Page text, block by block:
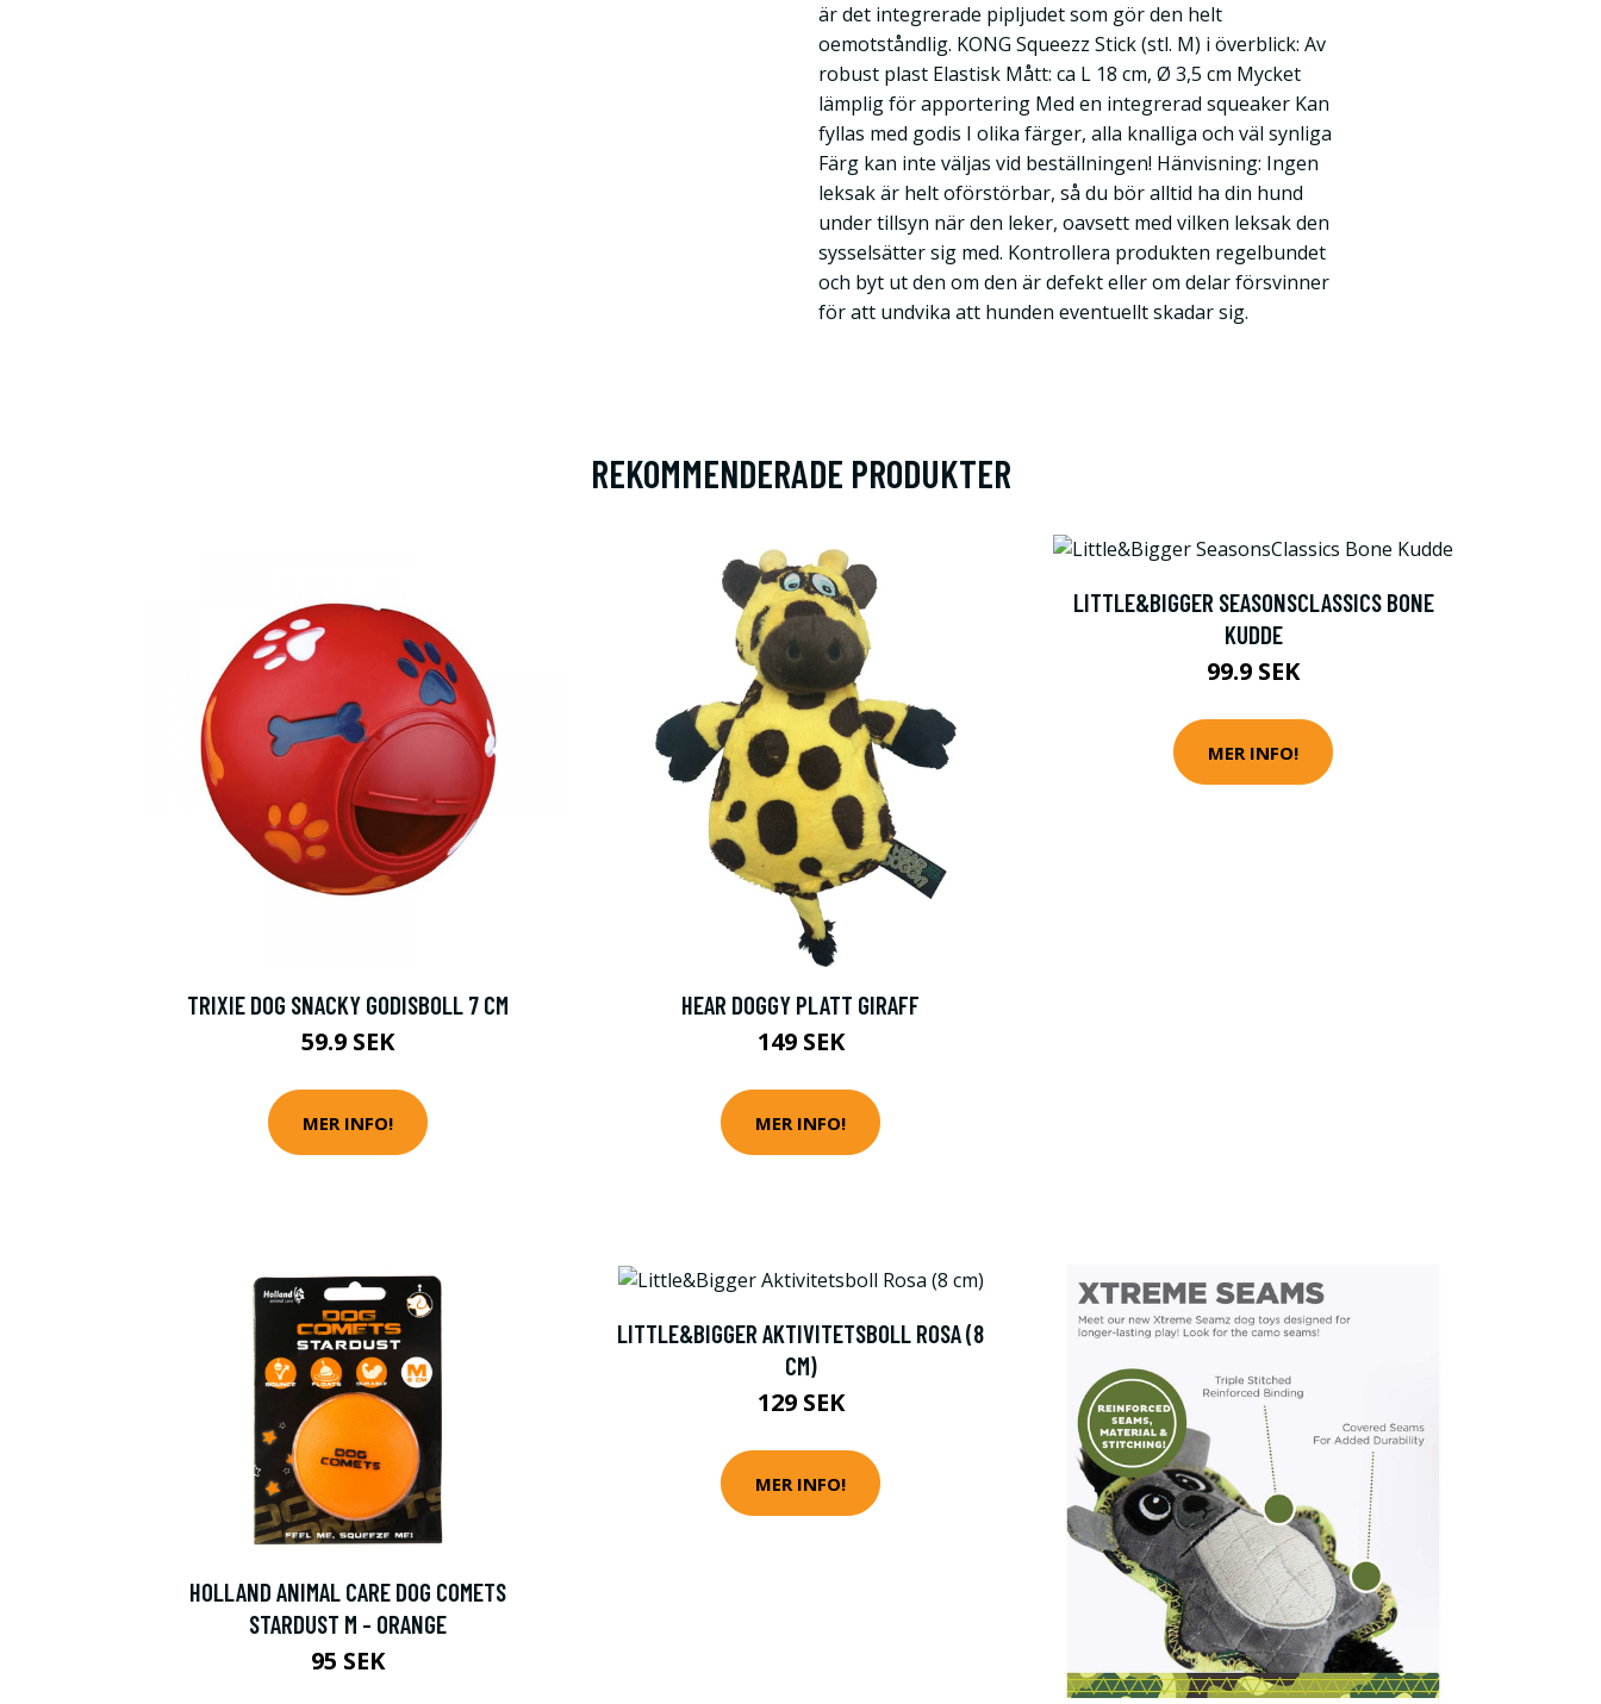
är det integrerade pipljudet som gör den helt
oemotståndlig. KONG Squeezz Stick (stl. M) i överblick: Av
robust plast Elastisk Mått: ca L 18 cm, Ø 3,5 cm Mycket
lämplig för apportering Med en integrerad squeaker Kan
fyllas med godis I olika färger, alla knalliga och väl synliga
Färg kan inte väljas vid beställningen! Hänvisning: Ingen
leksak är helt oförstörbar, så du bör alltid ha din hund
under tillsyn när den leker, oavsett med vilken leksak den
sysselsätter sig med. Kontrollera produkten regelbundet
och byt ut den om den är defekt eller om delar försvinner
för att undvika att hunden eventuellt skadar sig.
REKOMMENDERADE PRODUKTER
TRIXIE DOG SNACKY GODISBOLL 7 CM
59.9 SEK
MER INFO!
HEAR DOGGY PLATT GIRAFF
149 SEK
MER INFO!
LITTLE&BIGGER SEASONSCLASSICS BONE
KUDDE
99.9 SEK
MER INFO!
HOLLAND ANIMAL CARE DOG COMETS
STARDUST M - ORANGE
95 SEK
LITTLE&BIGGER AKTIVITETSBOLL ROSA (8
CM)
129 SEK
MER INFO!